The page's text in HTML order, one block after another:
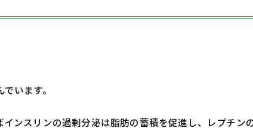
います。
ンスリンの過剰分泌は脂肪の蓄積を促進し、レプチン